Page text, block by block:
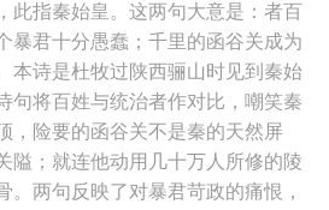
此指秦始皇。这两句大意是：者百
暴君十分愚蠢；千里的函谷关成为
本诗是杜牧过陕西骊山时见到秦始
句将百姓与统治者作对比，嘲笑秦
，险要的函谷关不是秦的天然屏
隘；就连他动用几十万人所修的陵
。两句反映了对暴君苛政的痛恨，